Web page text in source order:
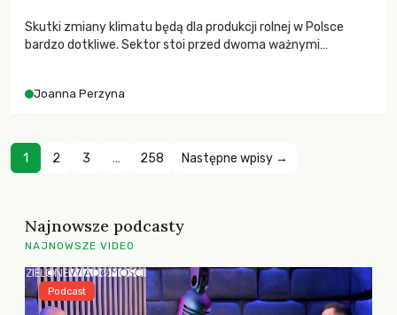
Skutki zmiany klimatu będą dla produkcji rolnej w Polsce
bardzo dotkliwe. Sektor stoi przed dwoma ważnymi
zachodzących zmian klimatycznych. Wymagać to będzie
Joanna Perzyna
1 2 3 … 258 Następne wpisy →
Najnowsze podcasty
NAJNOWSZE VIDEO
Podcast